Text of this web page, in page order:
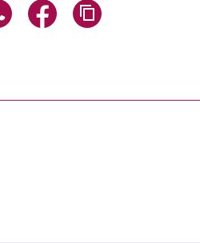
über E-Mail teilen
Seite über WhatsApp teilen
Seite über Facebook